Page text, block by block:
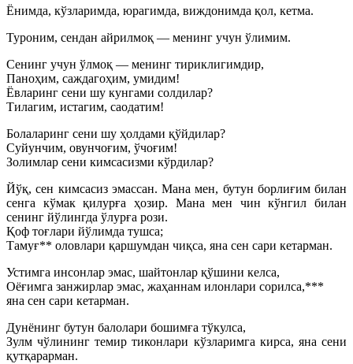
Ёнимда, кўзларимда, юрагимда, виждонимда қол, кетма.
Туроним, сендан айрилмоқ — менинг учун ўлимим.
Сенинг учун ўлмоқ — менинг тириклигимдир,
Паноҳим, саждагоҳим, умидим!
Ёвларинг сени шу кунгами солдилар?
Тилагим, истагим, саодатим!
Болаларинг сени шу ҳолдами қўйдилар?
Суйунчим, овунчоғим, ўчоғим!
Золимлар сени кимсасизми кўрдилар?
Йўқ, сен кимсасиз эмассан. Мана мен, бутун борлиғим билан
сенга кўмак қилурға ҳозир. Мана мен чин кўнгил билан
сенинг йўлингда ўлурға рози.
Қоф тоғлари йўлимда тушса;
Тамуғ** оловлари қаршумдан чиқса, яна сен сари кетарман.
Устимга инсонлар эмас, шайтонлар қўшини келса,
Оёғимга занжирлар эмас, жаҳаннам илонлари сорилса,***
яна сен сари кетарман.
Дунёнинг бутун балолари бошимға тўкулса,
Зулм чўлининг темир тиконлари кўзларимга кирса, яна сени
қутқарарман.